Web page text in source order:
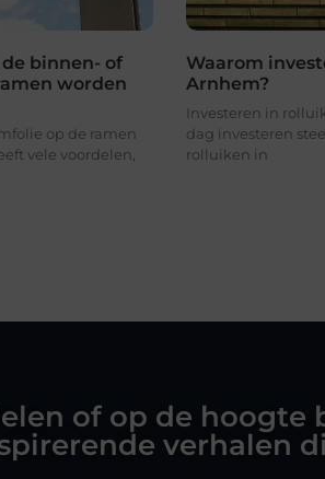
binnen- of
worden
op de ramen
vele voordelen,
Waarom
Arnhem?
Investeren in
dag investeren
rolluiken in
of op de hoogte
verhalen